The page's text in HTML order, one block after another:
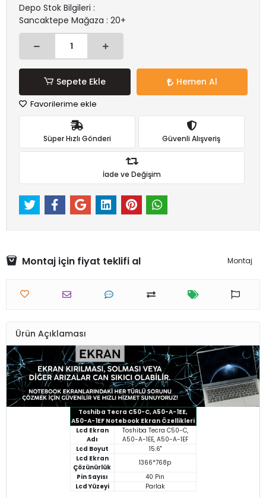
Depo Stok Bilgileri :
Sancaktepe Mağaza : 20+
Sepete Ekle Hemen Al
Favorilerime ekle
Süper Hızlı Gönderi Güvenli Alışveriş
İade ve Değişim
Montaj için fiyat teklifi al Montaj
Ürün Açıklaması
Toshiba Tecra C50-C, A50-A-1EE,
A50-A-1EF Notebook Ekran Özellikleri
Lcd Ekran
Adı
Toshiba Tecra C50-C,
A50-A-1EE, A50-A-1EF
Lcd Boyut
15.6"
Lcd Ekran
Çözünürlük
1366*768p
Pin Sayısı
40 Pin
Lcd Yüzeyi
Parlak